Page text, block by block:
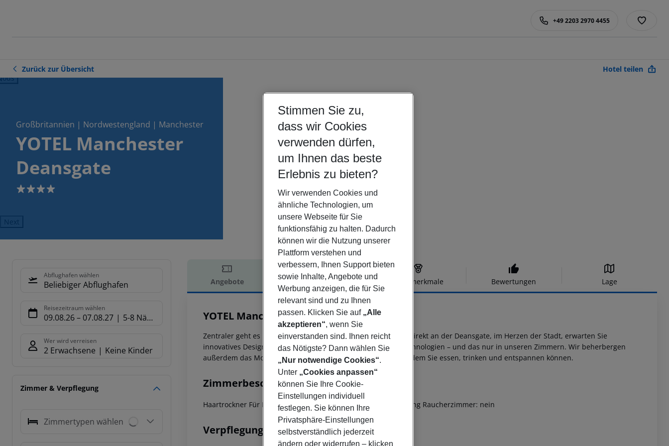
+49 2203 2970 4455
Zurück zur Übersicht Hotel teilen
Großbritannien | Nordwestengland | Manchester
YOTEL Manchester
Deansgate
4
Next
Abflughafen wählen
Beliebiger Abflughafen
Reisezeitraum wählen
09.08.26– 07.08.27 5-8 Nächte
Wer wird verreisen
2 Erwachsene Keine Kinder
Zimmer & Verpflegung
Zimmertypen wählen
Angebote Hotelbeschreibung Hotelmerkmale Bewertungen Lage
Hotelbeschreibung
YOTEL Manchester Deansgate
4
Zentraler geht es kaum als im YOTEL Manchester Deansgate. Direkt an der Deansgate, im Herzen der Stadt, erwarten Sie
innovatives Design, Umweltbewusstsein und zeitsparende Technologien – und das nur in unseren Zimmern. Wir beherbergen
außerdem das Motley, ein angesagtes Restaurant und Bar, in dem Sie essen, trinken und entspannen können.
Zimmerbeschreibung
Haartrockner Für Rollstühle geeignet: nein WLAN-Internetzugang Raucherzimmer: nein
Verpflegung
Stimmen Sie zu,
dass wir Cookies
verwenden dürfen,
um Ihnen das beste
Erlebnis zu bieten?
Wir verwenden Cookies und
ähnliche Technologien, um
unsere Webseite für Sie
funktionsfähig zu halten. Dadurch
können wir die Nutzung unserer
Plattform verstehen und
verbessern, Ihnen Support bieten
sowie Inhalte, Angebote und
Werbung anzeigen, die für Sie
relevant sind und zu Ihnen
passen. Klicken Sie auf „Alle
akzeptieren“, wenn Sie
einverstanden sind. Ihnen reicht
das Nötigste? Dann wählen Sie
„Nur notwendige Cookies“.
Unter „Cookies anpassen“
können Sie Ihre Cookie-
Einstellungen individuell
festlegen. Sie können Ihre
Privatsphäre-Einstellungen
selbstverständlich jederzeit
ändern oder widerrufen – klicken